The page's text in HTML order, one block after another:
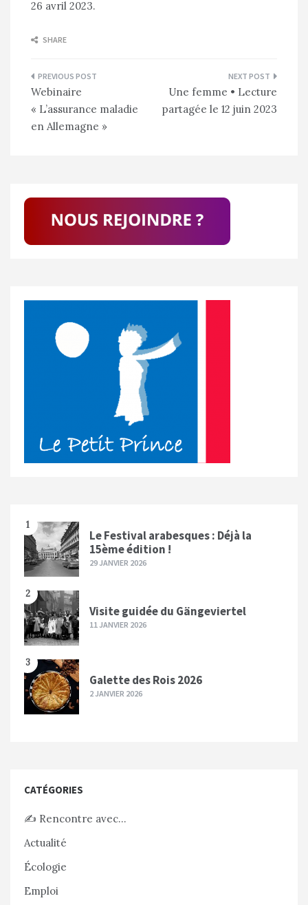
26 avril 2023.
SHARE
Navigation
de
l’article
Webinaire
« L’assurance maladie
en Allemagne »
Une femme • Lecture
partagée le 12 juin 2023
1
Le Festival arabesques : Déjà la
15ème édition !
29 JANVIER 2026
2
Visite guidée du Gängeviertel
11 JANVIER 2026
3
Galette des Rois 2026
2 JANVIER 2026
CATÉGORIES
✍️ Rencontre avec…
Actualité
Écologie
Emploi